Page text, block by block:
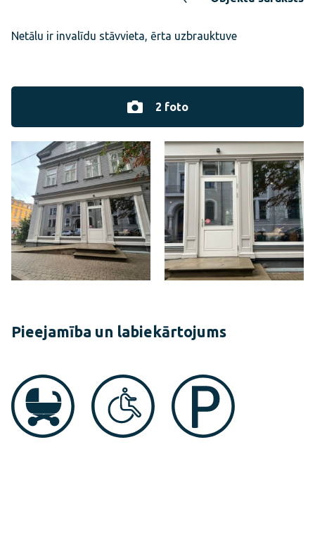
Netālu ir invalīdu stāvvieta, ērta uzbrauktuve
2 foto
Pieejamība un labiekārtojums